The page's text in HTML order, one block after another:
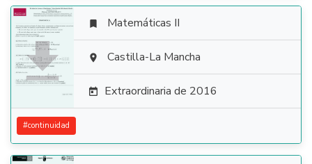

 Matemáticas II
 Castilla-La Mancha
 Extraordinaria de 2016
#continuidad